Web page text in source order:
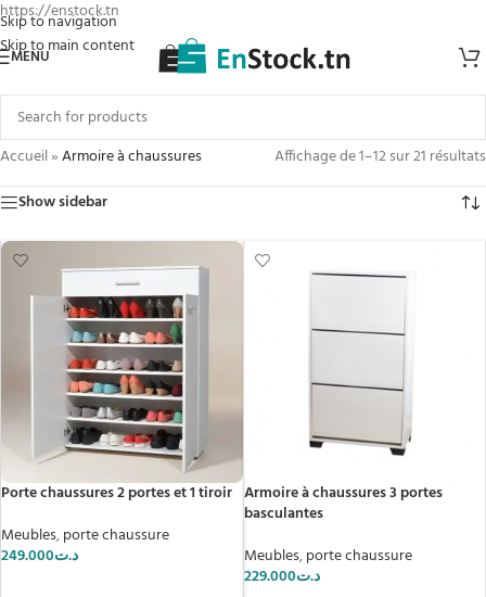
https://enstock.tn
Skip to navigation
Skip to main content
MENU
Accueil»Armoire à chaussures
Affichage de 1–12 sur 21 résultats
Show sidebar
Porte chaussures 2 portes et 1 tiroir
Meubles,porte chaussure
د.ت249.000
Armoire à chaussures 3 portes
basculantes
Meubles,porte chaussure
د.ت229.000